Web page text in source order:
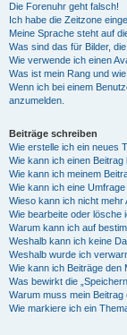
Die Forenuhr geht falsch!
Ich habe die Zeitzone
Meine Sprache steht auf
Was sind das für Bilder,
Wie verwende ich einen
Was ist mein Rang und
Wenn ich bei einem
anzumelden.
Beiträge schreiben
Wie erstelle ich ein neues
Wie kann ich einen
Wie kann ich meinem
Wie kann ich eine
Wieso kann ich nicht mehr
Wie bearbeite oder lösche
Warum kann ich auf
Weshalb kann ich keine
Weshalb wurde ich
Wie kann ich Beiträge den
Was bewirkt die
Warum muss mein
Wie markiere ich ein